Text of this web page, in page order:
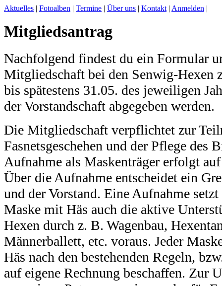
Aktuelles | Fotoalben | Termine | Über uns | Kontakt | Anmelden |
Mitgliedsantrag
Nachfolgend findest du ein Formular
Mitgliedschaft bei den Senwig-Hexen
bis spätestens 31.05. des jeweiligen
der Vorstandschaft abgegeben werden.
Die Mitgliedschaft verpflichtet zur
Fasnetsgeschehen und der Pflege des
Aufnahme als Maskenträger erfolgt
Über die Aufnahme entscheidet ein
und der Vorstand. Eine Aufnahme
Maske mit Häs auch die aktive
Hexen durch z. B. Wagenbau,
Männerballett, etc. voraus. Jeder
Häs nach den bestehenden Regeln,
auf eigene Rechnung beschaffen. Zur